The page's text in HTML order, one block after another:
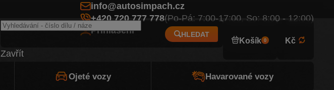
info@autosimpach.cz
+420 720 777 778(Po-Pá: 7:00-17:00, So: 8:00 - 12:00)
Přihlášení
Ojeté vozy Havarované vozy
HLEDAT
Zavřít
Košík 0 Kč